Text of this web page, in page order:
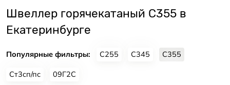
Швеллер горячекатаный С355 в
Екатеринбурге
Популярные фильтры: С255 С345 С355
Ст3сп/пс 09Г2С